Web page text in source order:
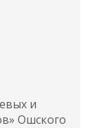
и
Ошского